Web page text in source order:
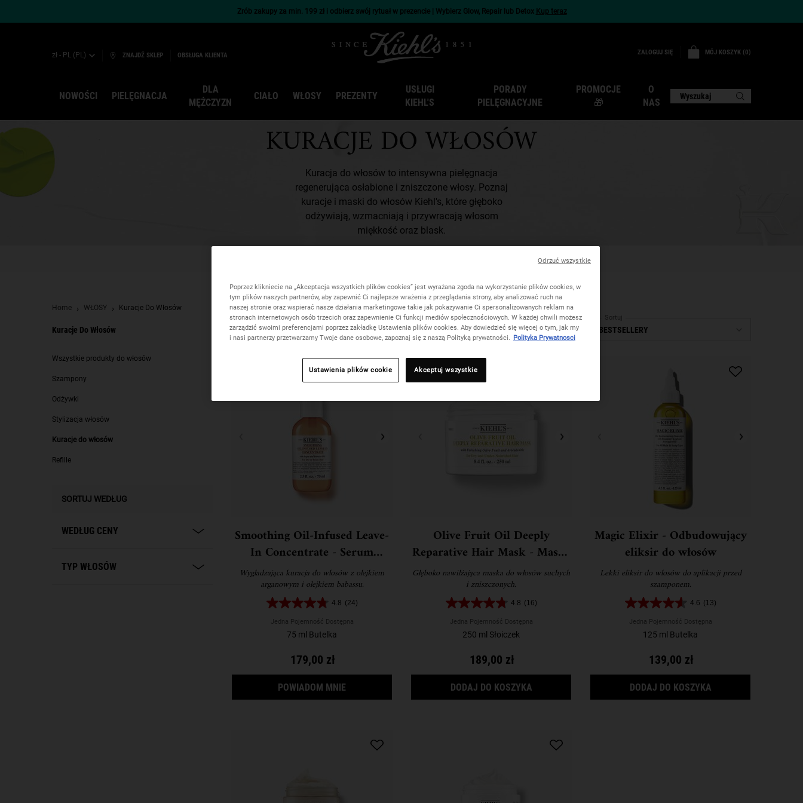
Zrób zakupy za min. 199 zł i odbierz swój rytuał w prezencie | Wybierz Glow, Repair lub Detox Kup teraz
zł - PL (PL) ZNAJDŹ SKLEP OBSŁUGA KLIENTA ZALOGUJ SIĘ MÓJ KOSZYK 0
0 PRODUKT
NOWOŚCI PIELĘGNACJA
DLA
MĘŻCZYZN
CIAŁO WŁOSY PREZENTY
USŁUGI
KIEHL'S
PORADY
PIELĘGNACYJNE
PROMOCJE
🎁
O
NAS
Wyszukaj
KURACJE DO WŁOSÓW
Kuracja do włosów to intensywna pielęgnacja
regenerująca osłabione i zniszczone włosy. Poznaj
kuracje i maski do włosów Kiehl's, które głęboko
odżywiają, wzmacniają i przywracają włosom
miękkość oraz blask.
Home WŁOSY Kuracje Do Włosów
Kuracje Do Włosów 5 Produkty
Sortuj
Kuracje do włosów
Wszystkie produkty do włosów
Szampony
Odżywki
Stylizacja włosów
Kuracje do włosów
Refille
SORTUJ WEDŁUG
WEDŁUG CENY
TYP WŁOSÓW
Smoothing Oil-Infused Leave-
In Concentrate - Serum
wygładzające do włosów
Wygładzająca kuracja do włosów z olejkiem
arganowym i olejkiem babassu.
4.8 (24)
Jedna Pojemność Dostępna
75 ml Butelka
179,00 zł
POWIADOM MNIE GDY SMOOTHING OIL-INFUSED LEAVE-IN CONCENTRATE - SERUM WYGŁADZAJĄCE DO WŁOSÓW BĘDZIE
Olive Fruit Oil Deeply
Reparative Hair Mask - Maska
do włosów suchych i
zniszczonych
Głęboko nawilżająca maska do włosów suchych
i zniszczonych.
4.8 (16)
Jedna Pojemność Dostępna
250 ml Słoiczek
189,00 zł
DODAJ DO KOSZYKA OLIVE FRUIT OIL DEEPLY REPARATIVE HAIR MASK - MASKA DO
Magic Elixir - Odbudowujący
eliksir do włosów
Lekki eliksir do włosów do aplikacji przed
szamponem.
4.6 (13)
Jedna Pojemność Dostępna
125 ml Butelka
139,00 zł
DODAJ DO KOSZYKA
Poprzez klikniecie na „Akceptacja wszystkich plików cookies” jest wyrażana zgoda na wykorzystanie plików cookies, w
tym plików naszych partnerów, aby zapewnić Ci najlepsze wrażenia z przeglądania strony, aby analizować ruch na
naszej stronie oraz wspierać nasze działania marketingowe takie jak pokazywanie Ci spersonalizowanych reklam na
stronach internetowych osób trzecich oraz zapewnienie Ci funkcji mediów społecznościowych. W każdej chwili możesz
zarządzić swoimi preferencjami poprzez zakładkę Ustawienia plików cookies. Aby dowiedzieć się więcej o tym, jak my
i nasi partnerzy przetwarzamy Twoje dane osobowe, zapoznaj się z naszą Polityką prywatności.
Polityka Prywatnosci
Ustawienia plików cookie Akceptuj wszystkie
Odrzuć wszystkie